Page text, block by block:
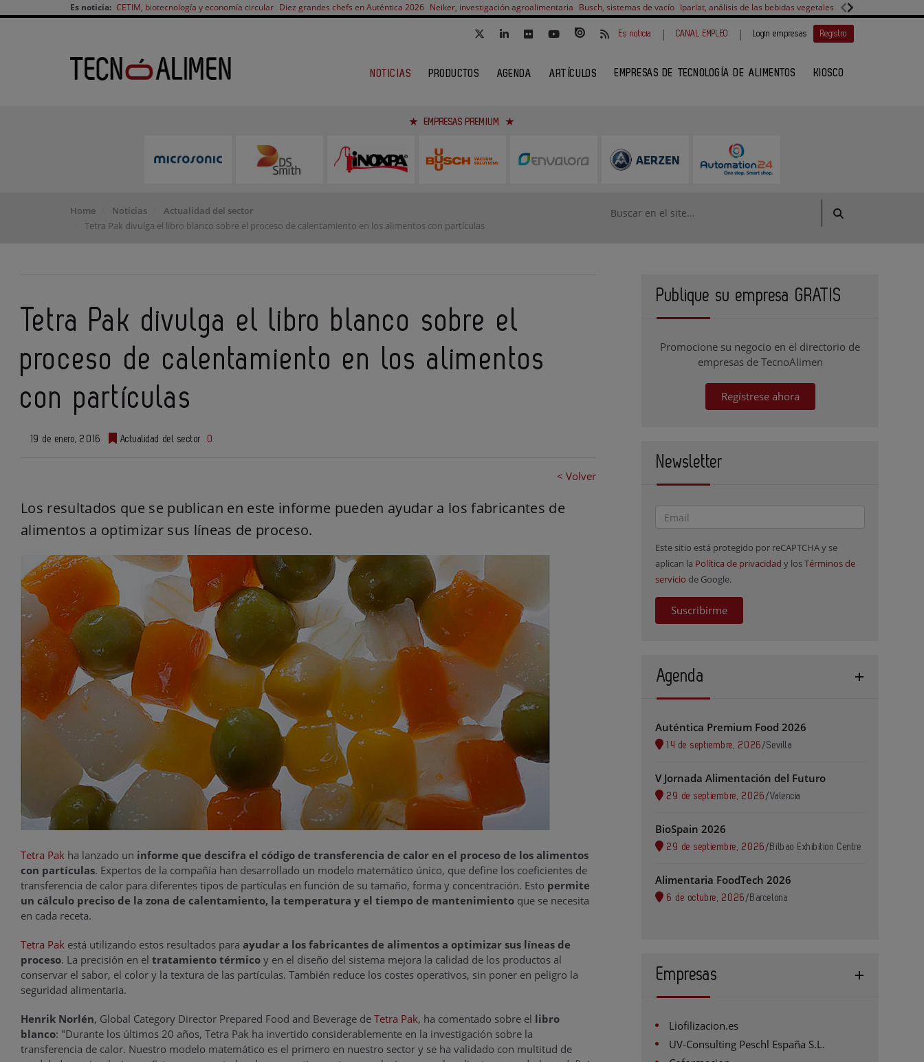
Es noticia: CETIM, biotecnología y economía circular Diez grandes chefs en Auténtica 2026 Neiker, investigación agroalimentaria Busch, sistemas de vacío Iparlat, análisis de las bebidas vegetales FANUC, colaboración
Es noticia | CANAL EMPLEO | Login empresas Registro
NOTICIAS PRODUCTOS AGENDA ARTÍCULOS EMPRESAS DE TECNOLOGÍA DE ALIMENTOS KIOSCO
EMPRESAS PREMIUM
Home Noticias
Actualidad del sector
Tetra Pak divulga el libro blanco sobre el proceso de calentamiento en los alimentos con partículas
Tetra Pak divulga el libro blanco sobre el
proceso de calentamiento en los alimentos
con partículas
19 de enero, 2016 Actualidad del sector 0
< Volver
Los resultados que se publican en este informe pueden ayudar a los fabricantes de
alimentos a optimizar sus líneas de proceso.
Tetra Pak ha lanzado un informe que descifra el código de transferencia de calor en el proceso de los alimentos
con partículas. Expertos de la compañía han desarrollado un modelo matemático único, que define los coeficientes de
transferencia de calor para diferentes tipos de partículas en función de su tamaño, forma y concentración. Esto permite
un cálculo preciso de la zona de calentamiento, la temperatura y el tiempo de mantenimiento que se necesita
en cada receta.
Tetra Pak está utilizando estos resultados para ayudar a los fabricantes de alimentos a optimizar sus líneas de
proceso. La precisión en el tratamiento térmico y en el diseño del sistema mejora la calidad de los productos al
conservar el sabor, el color y la textura de las partículas. También reduce los costes operativos, sin poner en peligro la
seguridad alimentaria.
Henrik Norlén, Global Category Director Prepared Food and Beverage de Tetra Pak, ha comentado sobre el libro
blanco: "Durante los últimos 20 años, Tetra Pak ha invertido considerablemente en la investigación sobre la
transferencia de calor. Nuestro modelo matemático es el primero en nuestro sector y se ha validado con multitud de
Publique su empresa GRATIS
Promocione su negocio en el directorio de
empresas de TecnoAlimen
Regístrese ahora
Newsletter
Este sitio está protegido por reCAPTCHA y se
aplican la Política de privacidad y losTérminos de
servicio de Google.
Suscribirme
Agenda
Auténtica Premium Food 2026
14 de septiembre, 2026 /Sevilla
V Jornada Alimentación del Futuro
29 de septiembre, 2026 /Valencia
BioSpain 2026
29 de septiembre, 2026 / Bilbao Exhibition Centre
Alimentaria FoodTech 2026
6 de octubre, 2026 / Barcelona
Empresas
Liofilizacion.es
UV-Consulting Peschl España S.L.